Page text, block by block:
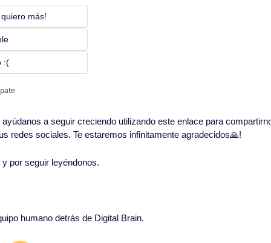
más!
:(
a seguir creciendo utilizando este enlace para
redes sociales. Te estaremos infinitamente agradecidos🙏!
por seguir leyéndonos.
humano detrás de Digital Brain.